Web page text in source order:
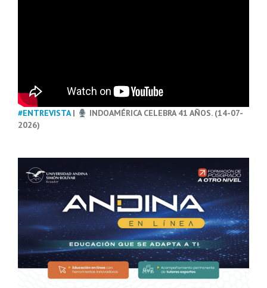
#ENTREVISTA|
INDOAMÉRICA CELEBRA 41 AÑOS. (14-07-
2026)